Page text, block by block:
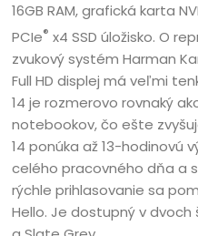
16GB RAM, grafická karta
PCIe® x4 SSD úložisko. O
zvukový systém Harman
Full HD displej má veľmi
14 je rozmerovo rovnaký
notebookov, čo ešte
14 ponúka až 13-hodinovú
celého pracovného dňa a
rýchle prihlasovanie sa
Hello. Je dostupný v